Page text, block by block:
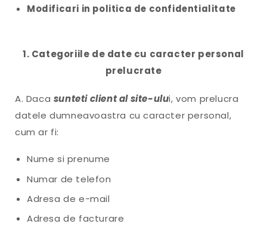
Modificari in politica de confidentialitate
1. Categoriile de date cu caracter personal
prelucrate
A. Daca sunteti client al site-ului, vom prelucra
datele dumneavoastra cu caracter personal,
cum ar fi:
Nume si prenume
Numar de telefon
Adresa de e-mail
Adresa de facturare